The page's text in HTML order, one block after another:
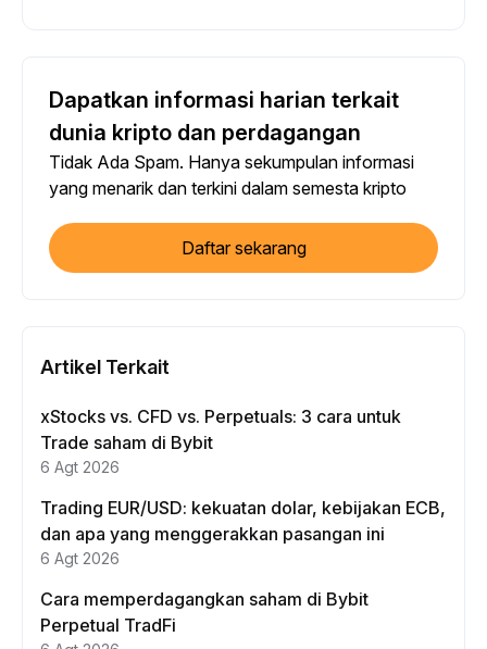
Dapatkan informasi harian terkait
dunia kripto dan perdagangan
Tidak Ada Spam. Hanya sekumpulan informasi
yang menarik dan terkini dalam semesta kripto
Daftar sekarang
Artikel Terkait
xStocks vs. CFD vs. Perpetuals: 3 cara untuk
Trade saham di Bybit
6 Agt 2026
Trading EUR/USD: kekuatan dolar, kebijakan ECB,
dan apa yang menggerakkan pasangan ini
6 Agt 2026
Cara memperdagangkan saham di Bybit
Perpetual TradFi